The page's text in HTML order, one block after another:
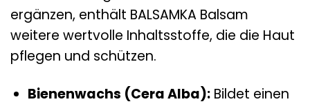
ergänzen, enthält BALSAMKA Balsam
weitere wertvolle Inhaltsstoffe, die die Haut
pflegen und schützen.
Bienenwachs (Cera Alba):Bildet einen